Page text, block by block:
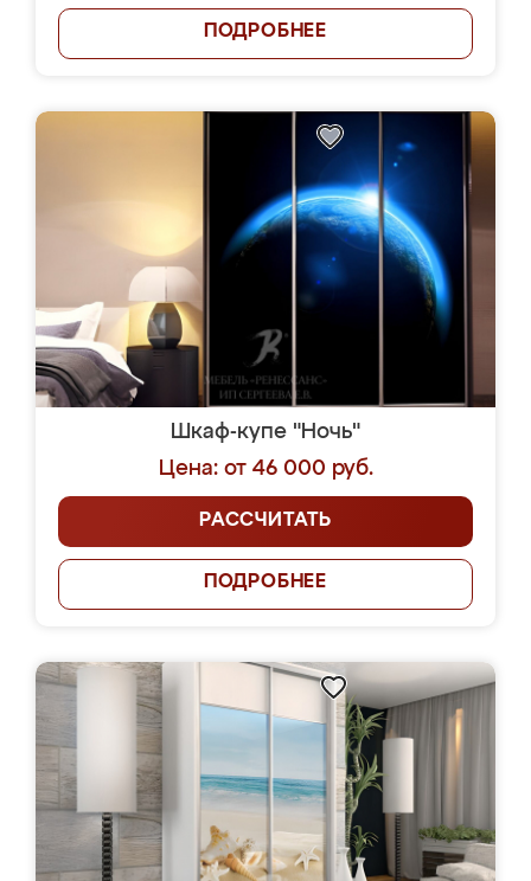
ПОДРОБНЕЕ
Шкаф-купе "Ночь"
Цена: от 46 000 руб.
РАССЧИТАТЬ
ПОДРОБНЕЕ